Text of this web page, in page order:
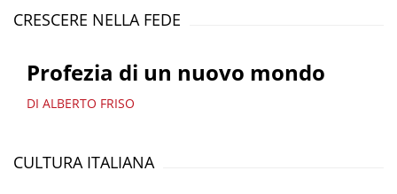
CRESCERE NELLA FEDE
Profezia di un nuovo mondo
DI ALBERTO FRISO
CULTURA ITALIANA